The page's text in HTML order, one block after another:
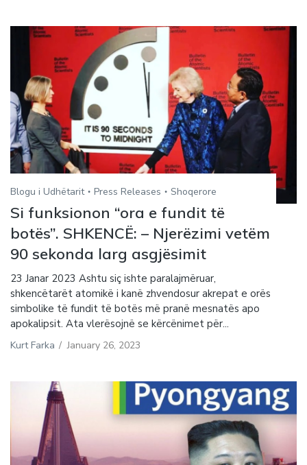
Blogu i Udhëtarit Press Releases Shoqerore
Si funksionon “ora e fundit të
botës”. SHKENCË: – Njerëzimi vetëm
90 sekonda larg asgjësimit
23 Janar 2023 Ashtu siç ishte paralajmëruar,
shkencëtarët atomikë i kanë zhvendosur akrepat e orës
simbolike të fundit të botës më pranë mesnatës apo
apokalipsit. Ata vlerësojnë se kërcënimet për...
Kurt Farka / January 26, 2023